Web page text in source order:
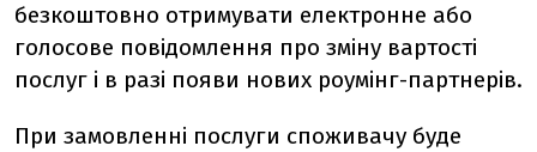
безкоштовно отримувати електронне або
голосове повідомлення про зміну вартості
послуг і в разі появи нових роумінг-партнерів.
При замовленні послуги споживачу буде